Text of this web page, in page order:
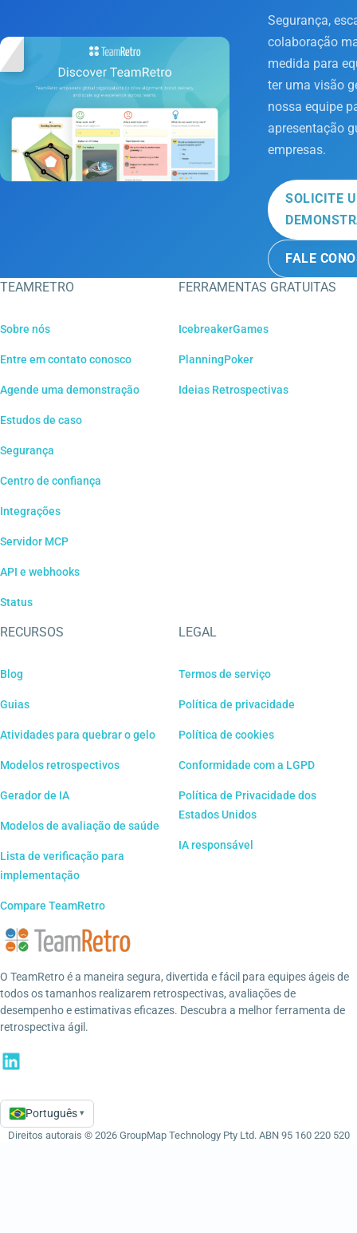
Segurança,
colaboração
medida para
ter uma visão
nossa equipe
apresentação
empresas.
SOLICITE
FALE
TEAMRETRO
Sobre nós
Entre em contato conosco
Agende uma demonstração
Estudos de caso
Segurança
Centro de confiança
Integrações
Servidor MCP
API e webhooks
Status
FERRAMENTAS GRATUITAS
IcebreakerGames
PlanningPoker
Ideias Retrospectivas
RECURSOS
Blog
Guias
Atividades para quebrar o gelo
Modelos retrospectivos
Gerador de IA
Modelos de avaliação de saúde
Lista de verificação para
implementação
Compare TeamRetro
LEGAL
Termos de serviço
Política de privacidade
Política de cookies
Conformidade com a LGPD
Política de Privacidade dos
Estados Unidos
IA responsável
O TeamRetro é a maneira segura, divertida e fácil para equipes ágeis de
todos os tamanhos realizarem retrospectivas, avaliações de
desempenho e estimativas eficazes. Descubra a melhor ferramenta de
retrospectiva ágil.
Language
Português ▾
Direitos autorais © 2026 GroupMap Technology Pty Ltd. ABN 95 160 220 520